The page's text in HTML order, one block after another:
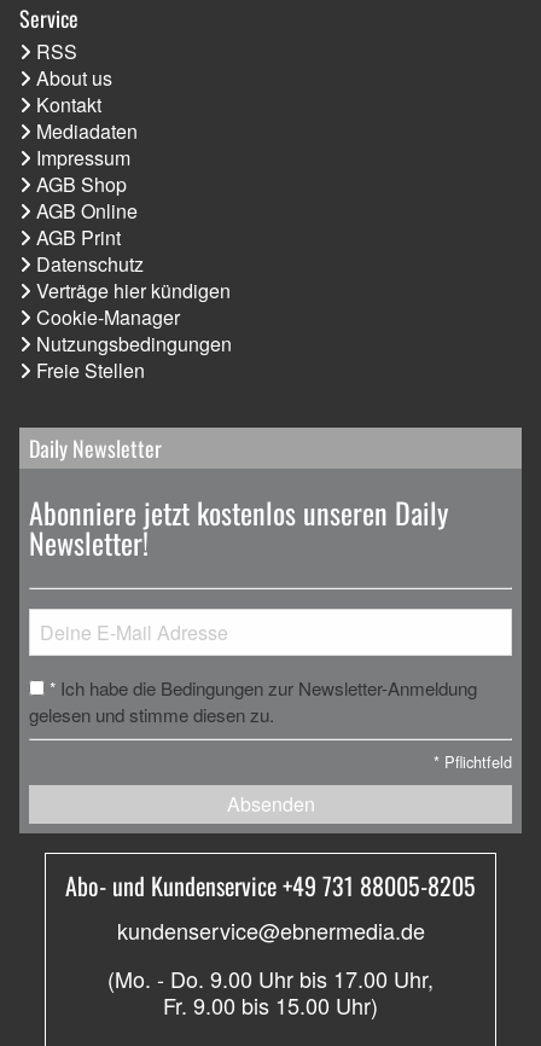
Service
RSS
About us
Kontakt
Mediadaten
Impressum
AGB Shop
AGB Online
AGB Print
Datenschutz
Verträge hier kündigen
Cookie-Manager
Nutzungsbedingungen
Freie Stellen
Daily Newsletter
Abonniere jetzt kostenlos unseren Daily
Newsletter!
* Ich habe die Bedingungen zur Newsletter-Anmeldung
gelesen und stimme diesen zu.
* Pflichtfeld
Absenden
Abo- und Kundenservice +49 731 88005-8205
kundenservice@ebnermedia.de
(Mo. - Do. 9.00 Uhr bis 17.00 Uhr,
Fr. 9.00 bis 15.00 Uhr)